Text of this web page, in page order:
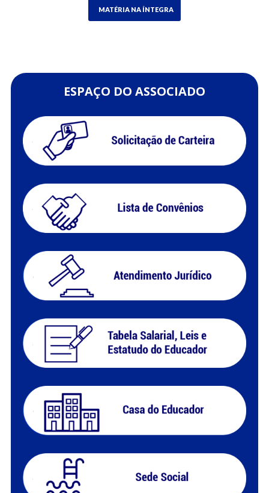
MATÉRIA NA ÍNTEGRA
ESPAÇO DO ASSOCIADO